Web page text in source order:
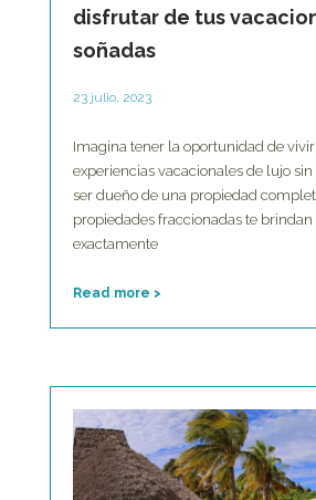
disfrutar de tus
soñadas
23 julio, 2023
Imagina tener la oportunidad de vivir
experiencias vacacionales de lujo
ser dueño de una propiedad
propiedades fraccionadas te brindan
exactamente
Read more >